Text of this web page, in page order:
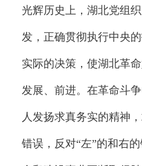
光辉历史上，湖北党组
发，正确贯彻执行中央
实际的决策，使湖北革
发展、前进。在革命斗
人发扬求真务实的精神
错误，反对“左”的和右